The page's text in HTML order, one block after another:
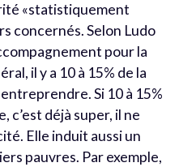
«statistiquement
concernés. Selon Ludo
pour la
il y a 10 à 15% de la
Si 10 à 15%
c’est déjà super, il ne
Elle induit aussi un
pauvres. Par exemple,